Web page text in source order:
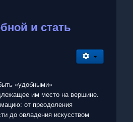
и стать
«удобными»
им место на вершине.
от преодоления
до овладения искусством